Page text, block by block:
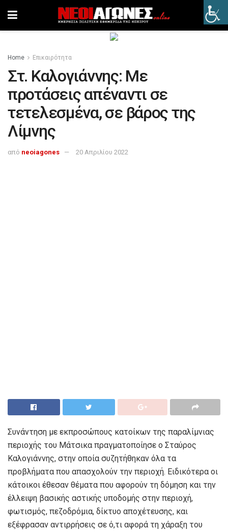
Home Επικαιρότητα
Στ. Καλογιάννης: Με
προτάσεις απέναντι σε
τετελεσμένα, σε βάρος της
Λίμνης
από neoiagones 20 Απριλίου 2022
Συνάντηση με εκπροσώπους κατοίκων της παραλίμνιας
περιοχής του Μάτσικα πραγματοποίησε ο Σταύρος
Καλογιάννης, στην οποία συζητήθηκαν όλα τα
προβλήματα που απασχολούν την περιοχή. Ειδικότερα οι
κάτοικοι έθεσαν θέματα που αφορούν τη δόμηση και την
έλλειψη βασικής αστικής υποδομής στην περιοχή,
φωτισμός, πεζοδρόμια, δίκτυο αποχέτευσης, και
εξέφρασαν αντιρρήσεις σε ό,τι αφορά τη χάραξη του